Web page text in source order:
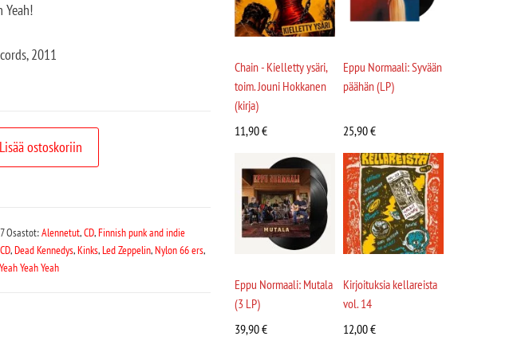
Yeah!
2011
Lisää ostoskoriin
Osastot:Alennetut,CD,Finnish punk and indie
,Dead Kennedys,Kinks,Led Zeppelin,Nylon 66 ers,
Yeah Yeah Yeah
Chain - Kielletty ysäri,
toim. Jouni Hokkanen
(kirja)
11,90€
Eppu Normaali: Syvään
päähän (LP)
25,90€
Eppu Normaali: Mutala
(3 LP)
39,90€
Kirjoituksia kellareista
vol. 14
12,00€